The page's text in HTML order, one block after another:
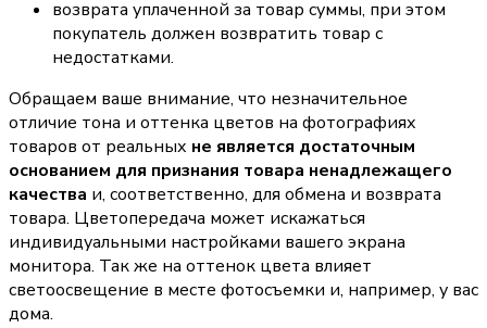
возврата уплаченной за товар суммы, при этом
покупатель должен возвратить товар с
недостатками.
Обращаем ваше внимание, что незначительное
отличие тона и оттенка цветов на фотографиях
товаров от реальных не является достаточным
основанием для признания товара ненадлежащего
качества и, соответственно, для обмена и возврата
товара. Цветопередача может искажаться
индивидуальными настройками вашего экрана
монитора. Так же на оттенок цвета влияет
светоосвещение в месте фотосъемки и, например, у вас
дома.